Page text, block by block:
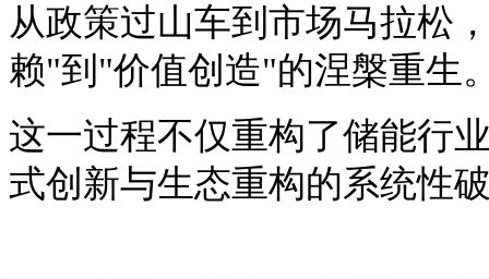
从政策过山车到市场马拉松
赖"到"价值创造"的涅槃重生
这一过程不仅重构了储能行
式创新与生态重构的系统性